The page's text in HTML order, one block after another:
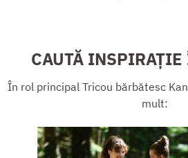
CAUTĂ
În rol principal Tricou bărbătesc
mult: